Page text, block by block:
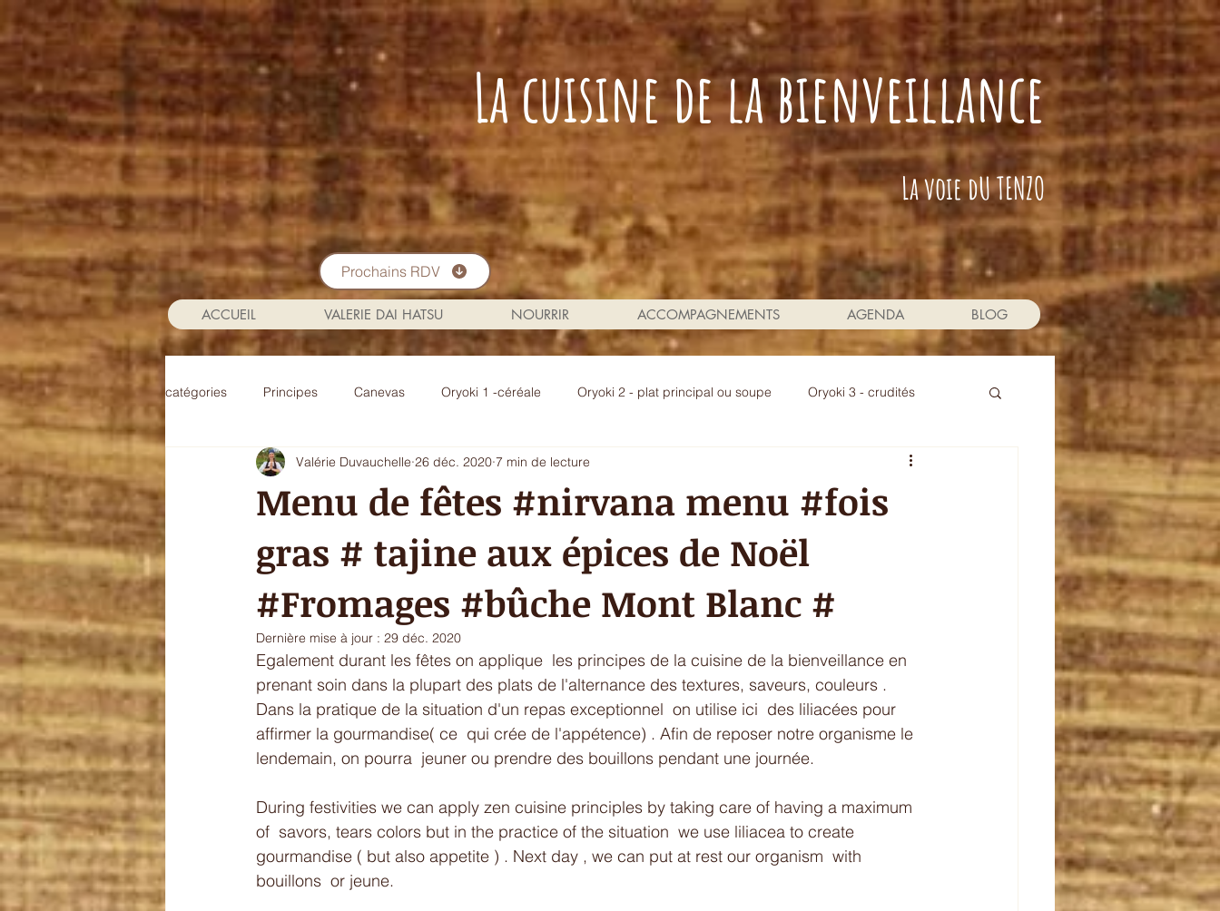
La cuisine de la bienveillance
La voie dU TENZO
Prochains RDV
ACCUEIL VALERIE DAI HATSU NOURRIR ACCOMPAGNEMENTS AGENDA BLOG
catégories Principes Canevas Oryoki 1 -céréale Oryoki 2 - plat principal ou soupe Oryoki 3 - crudités
Oryoki 4 - plat composé Oryoki 5 - entrée chic ou dessert
La douceur de l'hiver Ecritures / vidéos ressources menu complet
sans gluten
Menu de fêtes #nirvana menu #fois
gras # tajine aux épices de Noël
#Fromages #bûche Mont Blanc #
Valérie Duvauchelle 26 déc. 2020 7 min de lecture
Dernière mise à jour : 29 déc. 2020
Egalement durant les fêtes on applique  les principes de la cuisine de la bienveillance en
prenant soin dans la plupart des plats de l'alternance des textures, saveurs, couleurs .
Dans la pratique de la situation d'un repas exceptionnel  on utilise ici  des liliacées pour
affirmer la gourmandise( ce  qui crée de l'appétence) . Afin de reposer notre organisme le
lendemain, on pourra  jeuner ou prendre des bouillons pendant une journée.
During festivities we can apply zen cuisine principles by taking care of having a maximum
of  savors, tears colors but in the practice of the situation  we use liliacea to create
gourmandise ( but also appetite ) . Next day , we can put at rest our organism  with
bouillons  or jeune.